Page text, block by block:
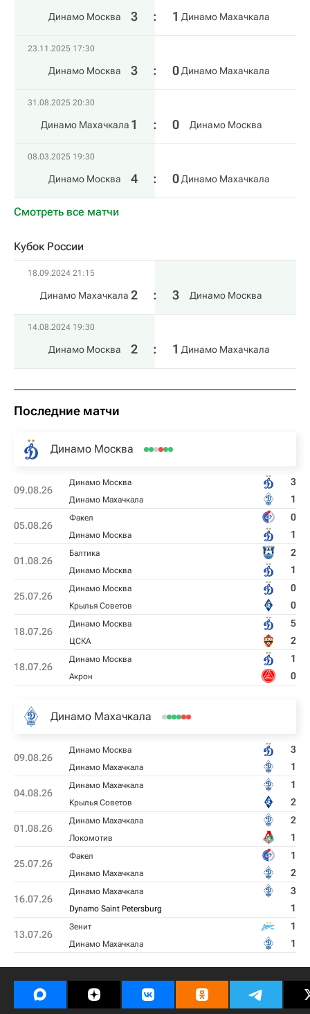
Динамо Москва 3 : 1 Динамо Махачкала
23.11.2025 17:30
Динамо Москва 3 : 0 Динамо Махачкала
31.08.2025 20:30
Динамо Махачкала 1 : 0 Динамо Москва
08.03.2025 19:30
Динамо Москва 4 : 0 Динамо Махачкала
Смотреть все матчи
Кубок России
18.09.2024 21:15
Динамо Махачкала 2 : 3 Динамо Москва
14.08.2024 19:30
Динамо Москва 2 : 1 Динамо Махачкала
Последние матчи
Динамо Москва
09.08.26
Динамо Москва 3
Динамо Махачкала 1
05.08.26
Факел 0
Динамо Москва 1
01.08.26
Балтика 2
Динамо Москва 1
25.07.26
Динамо Москва 0
Крылья Советов 0
18.07.26
Динамо Москва 5
ЦСКА 2
18.07.26
Динамо Москва 1
Акрон 0
Динамо Махачкала
09.08.26
Динамо Москва 3
Динамо Махачкала 1
04.08.26
Динамо Махачкала 1
Крылья Советов 2
01.08.26
Динамо Махачкала 2
Локомотив 1
25.07.26
Факел 1
Динамо Махачкала 2
16.07.26
Динамо Махачкала 3
Dynamo Saint Petersburg 1
13.07.26
Зенит 1
Динамо Махачкала 1